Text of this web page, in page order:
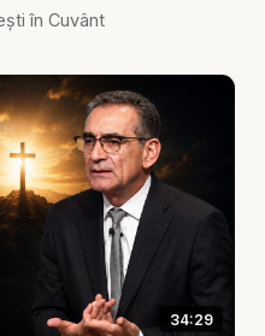
și a pozelor perfecte,
de zâmbete și vorbe
predica aceasta te
lui Dumnezeu… sau
predică:
în Cuvânt
34:29